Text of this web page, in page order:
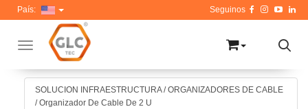
Toggle navigation
País:
SOLUCION INFRAESTRUCTURA/ORGANIZADORES DE CABLE
/ Organizador De Cable De 2 U